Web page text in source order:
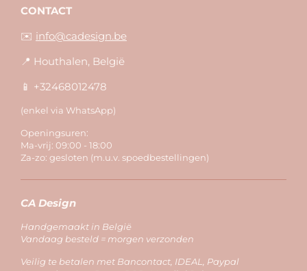
CONTACT
✉️ info@cadesign.be
📍 Houthalen, België
📱 +32468012478
(enkel via WhatsApp)
Openingsuren:
Ma-vrij: 09:00 - 18:00
Za-zo: gesloten (m.u.v. spoedbestellingen)
CA Design
Handgemaakt in België
Vandaag besteld = morgen verzonden
Veilig te betalen met Bancontact, IDEAL, Paypal